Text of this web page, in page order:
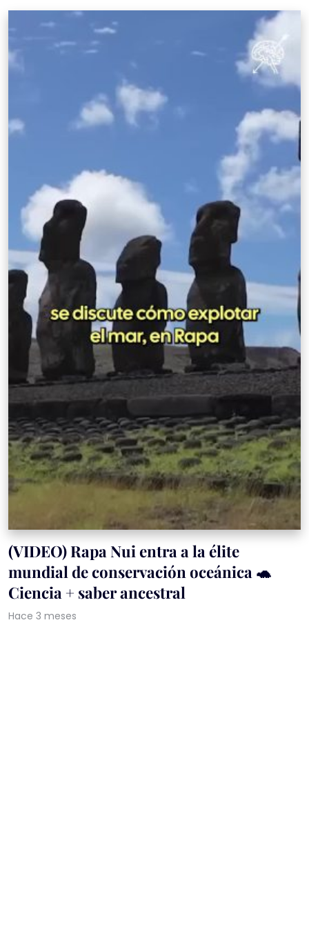
(VIDEO) Rapa Nui entra a la élite
mundial de conservación oceánica 🐢
Ciencia + saber ancestral
Hace 3 meses